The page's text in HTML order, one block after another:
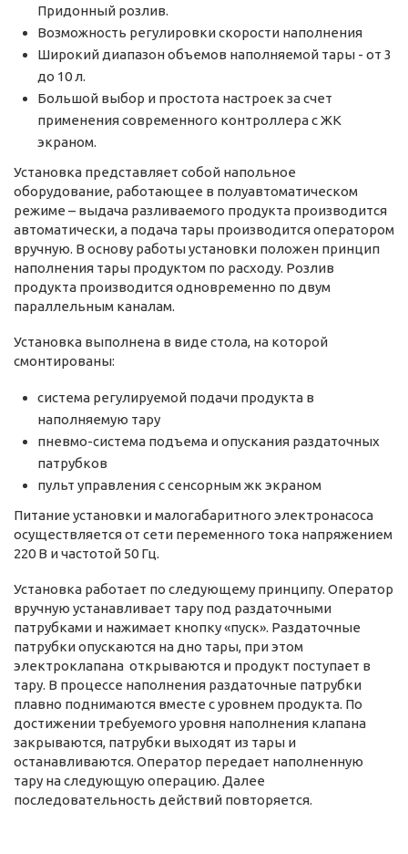
Придонный розлив.
Возможность регулировки скорости наполнения
Широкий диапазон объемов наполняемой тары - от 3
до 10 л.
Большой выбор и простота настроек за счет
применения современного контроллера с ЖК
экраном.
Установка представляет собой напольное
оборудование, работающее в полуавтоматическом
режиме – выдача разливаемого продукта производится
автоматически, а подача тары производится оператором
вручную. В основу работы установки положен принцип
наполнения тары продуктом по расходу. Розлив
продукта производится одновременно по двум
параллельным каналам.
Установка выполнена в виде стола, на которой
смонтированы:
система регулируемой подачи продукта в
наполняемую тару
пневмо-система подъема и опускания раздаточных
патрубков
пульт управления с сенсорным жк экраном
Питание установки и малогабаритного электронасоса
осуществляется от сети переменного тока напряжением
220 В и частотой 50 Гц.
Установка работает по следующему принципу. Оператор
вручную устанавливает тару под раздаточными
патрубками и нажимает кнопку «пуск». Раздаточные
патрубки опускаются на дно тары, при этом
электроклапана открываются и продукт поступает в
тару. В процессе наполнения раздаточные патрубки
плавно поднимаются вместе с уровнем продукта. По
достижении требуемого уровня наполнения клапана
закрываются, патрубки выходят из тары и
останавливаются. Оператор передает наполненную
тару на следующую операцию. Далее
последовательность действий повторяется.